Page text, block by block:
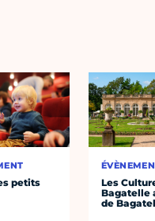
petits
Les
Bagatelle
de